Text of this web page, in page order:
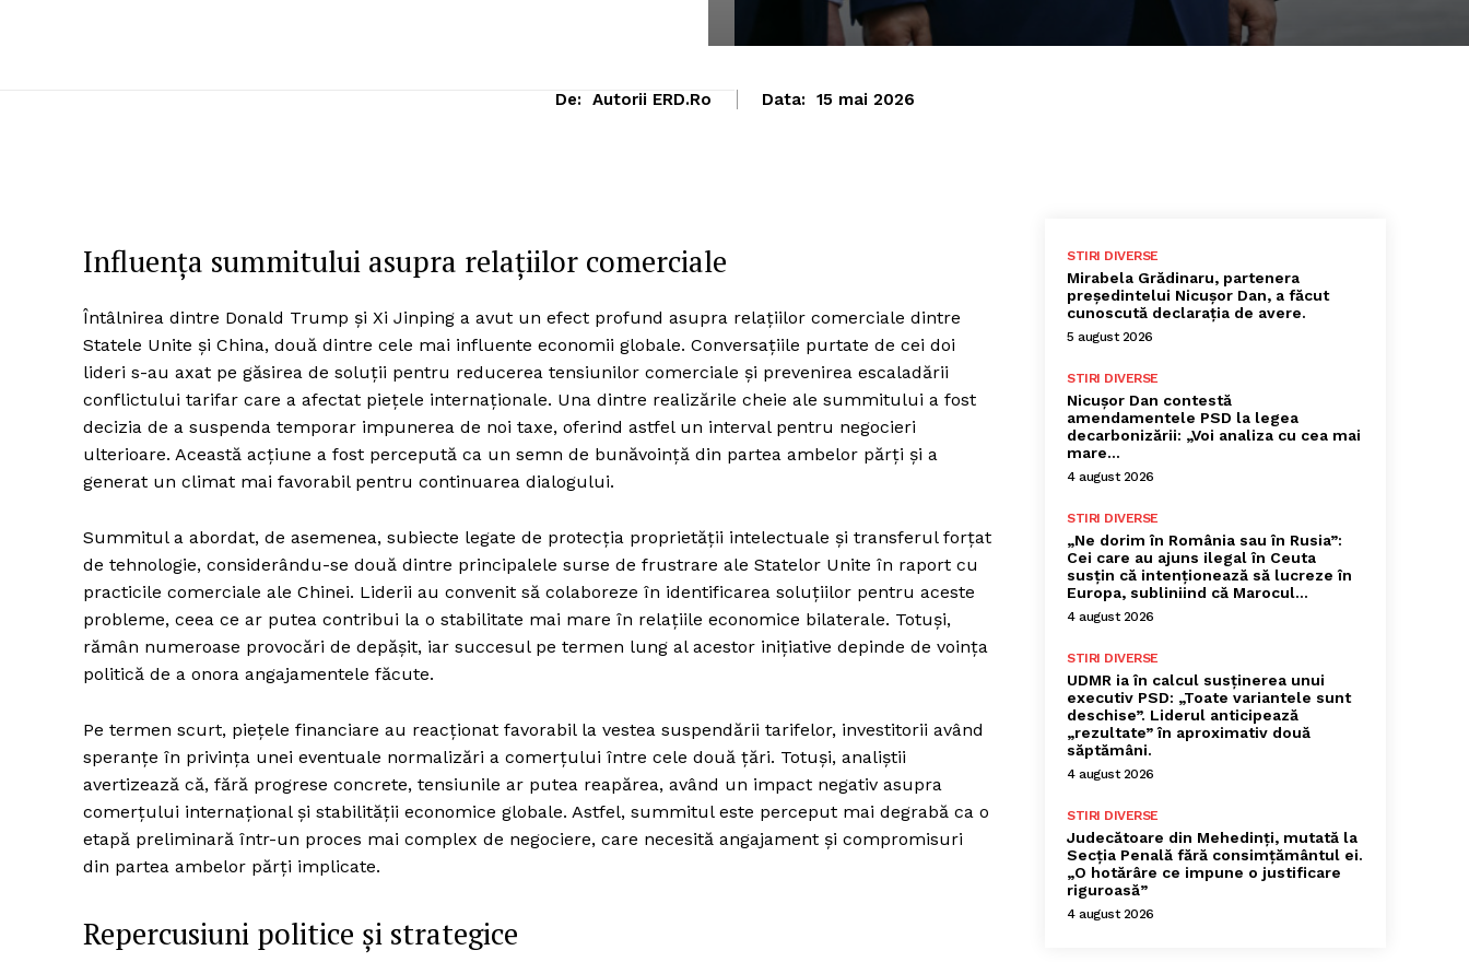
De: Autorii ERD.ro Data: 15 mai 2026
Influența summitului asupra relațiilor comerciale
Întâlnirea dintre Donald Trump și Xi Jinping a avut un efect profund asupra relațiilor comerciale dintre
Statele Unite și China, două dintre cele mai influente economii globale. Conversațiile purtate de cei doi
lideri s-au axat pe găsirea de soluții pentru reducerea tensiunilor comerciale și prevenirea escaladării
conflictului tarifar care a afectat piețele internaționale. Una dintre realizările cheie ale summitului a fost
decizia de a suspenda temporar impunerea de noi taxe, oferind astfel un interval pentru negocieri
ulterioare. Această acțiune a fost percepută ca un semn de bunăvoință din partea ambelor părți și a
generat un climat mai favorabil pentru continuarea dialogului.
Summitul a abordat, de asemenea, subiecte legate de protecția proprietății intelectuale și transferul forțat
de tehnologie, considerându-se două dintre principalele surse de frustrare ale Statelor Unite în raport cu
practicile comerciale ale Chinei. Liderii au convenit să colaboreze în identificarea soluțiilor pentru aceste
probleme, ceea ce ar putea contribui la o stabilitate mai mare în relațiile economice bilaterale. Totuși,
rămân numeroase provocări de depășit, iar succesul pe termen lung al acestor inițiative depinde de voința
politică de a onora angajamentele făcute.
Pe termen scurt, piețele financiare au reacționat favorabil la vestea suspendării tarifelor, investitorii având
speranțe în privința unei eventuale normalizări a comerțului între cele două țări. Totuși, analiștii
avertizează că, fără progrese concrete, tensiunile ar putea reapărea, având un impact negativ asupra
comerțului internațional și stabilității economice globale. Astfel, summitul este perceput mai degrabă ca o
etapă preliminară într-un proces mai complex de negociere, care necesită angajament și compromisuri
din partea ambelor părți implicate.
Repercusiuni politice și strategice
STIRI DIVERSE
Mirabela Grădinaru, partenera
președintelui Nicușor Dan, a făcut
cunoscută declarația de avere.
5 august 2026
STIRI DIVERSE
Nicușor Dan contestă
amendamentele PSD la legea
decarbonizării: „Voi analiza cu cea mai
mare…
4 august 2026
STIRI DIVERSE
„Ne dorim în România sau în Rusia”:
Cei care au ajuns ilegal în Ceuta
susțin că intenționează să lucreze în
Europa, subliniind că Marocul...
4 august 2026
STIRI DIVERSE
UDMR ia în calcul susținerea unui
executiv PSD: „Toate variantele sunt
deschise”. Liderul anticipează
„rezultate” în aproximativ două
săptămâni.
4 august 2026
STIRI DIVERSE
Judecătoare din Mehedinți, mutată la
Secția Penală fără consimțământul ei.
„O hotărâre ce impune o justificare
riguroasă”
4 august 2026